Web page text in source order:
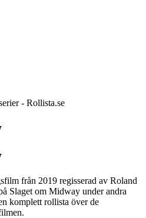
från 2019 regisserad av Roland
Slaget om Midway under andra
komplett rollista över de